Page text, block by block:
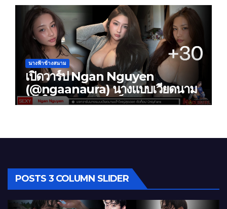
นางฟ้าข้างสนาม
เปิดวาร์ป Ngan Nguyen
(@ngaanaura) นางแบบเวียดนาม
เต้าใหญ่สุดฮอต ตัวท็อป OnlyFans
POSTS 3 COLUMN SLIDER